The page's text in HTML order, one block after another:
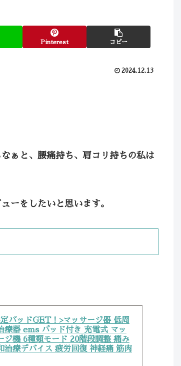
Pinterest コピー
2024.12.13
ぁと、腰痛持ち、肩コリ持ちの私は
ーをしたいと思います。
パッドGET！>マッサージ器 低周
療器 ems パッド付き 充電式 マッ
ジ機 6種類モード 20階段調整 痛み
治療デバイス 疲労回復 神経痛 筋肉